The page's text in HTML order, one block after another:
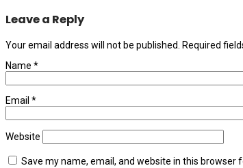
Leave a Reply
Your email address will not be published. Required
Name *
Email *
Website
Save my name, email, and website in this browser